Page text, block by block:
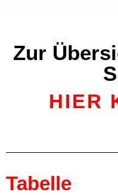
Zur
HIER
Tabelle